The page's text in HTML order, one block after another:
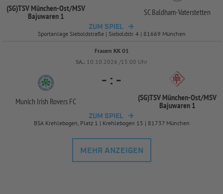
(SG)TSV München-Ost/MSV
Bajuwaren 1
SC Baldham-Vaterstetten
ZUM SPIEL
Sportanlage Sieboldstraße | Sieboldstr. 4 | 81669 München
Frauen KK 01
SA.. 10.10.2026 /15:00 Uhr
Munich Irish Rovers FC
- : -
(SG)TSV München-Ost/MSV
Bajuwaren 1
ZUM SPIEL
BSA Krehlebogen, Platz 1 | Krehlebogen 15 | 81737 München
MEHR ANZEIGEN